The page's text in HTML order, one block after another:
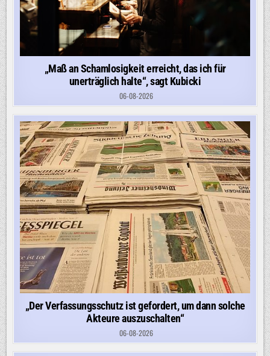
„Maß an Schamlosigkeit erreicht, das ich für
unerträglich halte“, sagt Kubicki
06-08-2026
„Der Verfassungsschutz ist gefordert, um dann solche
Akteure auszuschalten“
06-08-2026